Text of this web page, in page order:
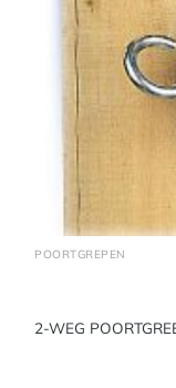
POORTGREPEN
2-WEG